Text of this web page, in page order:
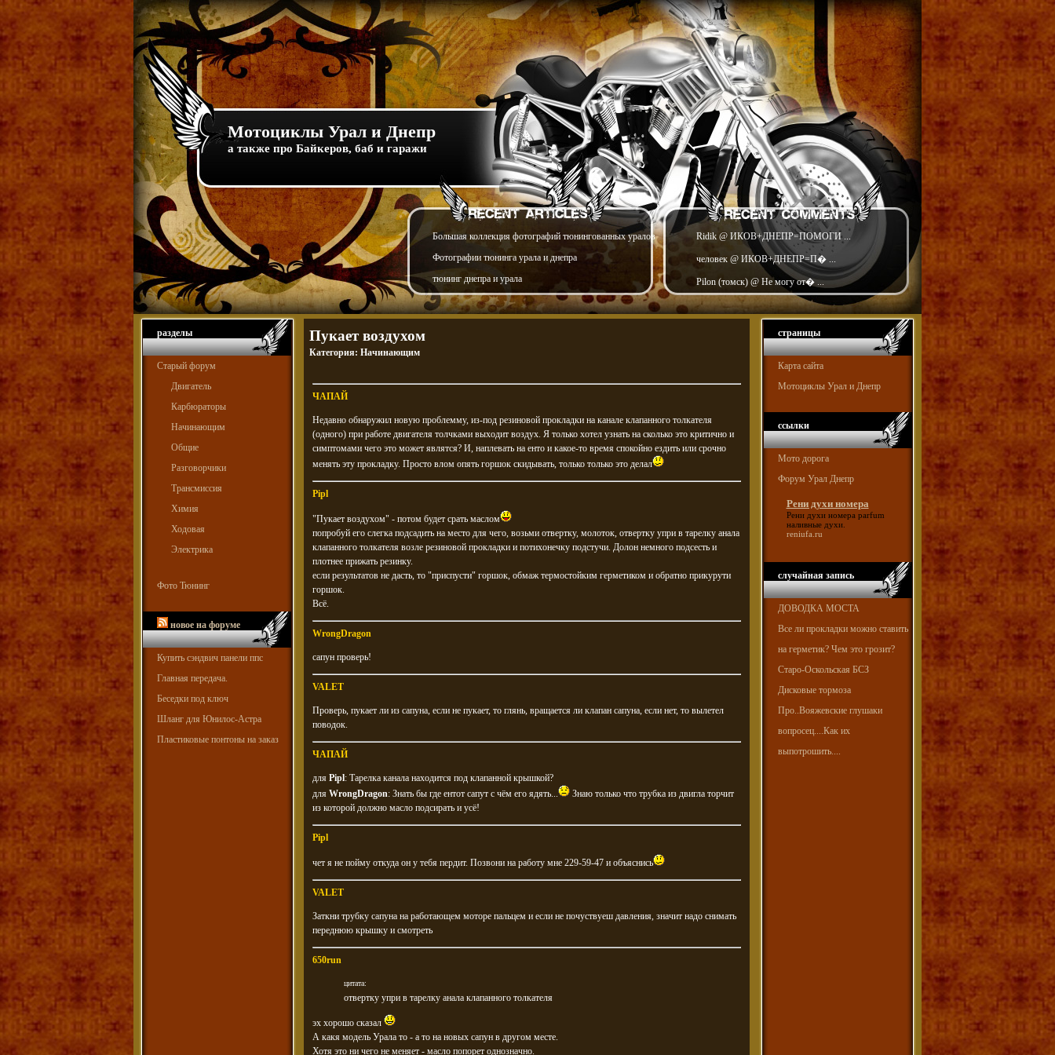
Мотоциклы Урал и Днепр
а также про Байкеров, баб и гаражи
Большая коллекция фотографий тюнингованных уралов
Фотографии тюнинга урала и днепра
тюнинг днепра и урала
Ridik @ ИКОВ+ДНЕПР=ПОМОГИ ...
человек @ ИКОВ+ДНЕПР=П� ...
Pilon (томск) @ Не могу от� ...
разделы
Старый форум
Двигатель
Карбюраторы
Начинающим
Общие
Разговорчики
Трансмиссия
Химия
Ходовая
Электрика
Фото Тюнинг
новое на форуме
Купить сэндвич панели ппс
Главная передача.
Беседки под ключ
Шланг для Юнилос-Астра
Пластиковые понтоны на заказ
Пукает воздухом
Категория: Начинающим
ЧАПАЙ
Недавно обнаружил новую проблемму, из-под резиновой прокладки на канале клапанного толкателя
(одного) при работе двигателя толчками выходит воздух. Я только хотел узнать на сколько это критично и
симптомами чего это может являтся? И, наплевать на енто и какое-то время спокойно ездить или срочно
менять эту прокладку. Просто влом опять горшок скидывать, только только это делал
Pipl
"Пукает воздухом" - потом будет срать маслом
попробуй его слегка подсадить на место для чего, возьми отвертку, молоток, отвертку упри в тарелку анала
клапанного толкателя возле резиновой прокладки и потихонечку подстучи. Долон немного подсесть и
плотнее прижать резинку.
если результатов не дасть, то "приспусти" горшок, обмаж термостойким герметиком и обратно прикурути
горшок.
Всё.
WrongDragon
сапун проверь!
VALET
Проверь, пукает ли из сапуна, если не пукает, то глянь, вращается ли клапан сапуна, если нет, то вылетел
поводок.
ЧАПАЙ
для Pipl: Тарелка канала находится под клапанной крышкой?
для WrongDragon: Знать бы где ентот сапут с чём его ядять...
Знаю только что трубка из двигла торчит
из которой должно масло подсирать и усё!
Pipl
чет я не пойму откуда он у тебя пердит. Позвони на работу мне 229-59-47 и объяснись
VALET
Заткни трубку сапуна на работающем моторе пальцем и если не почуствуеш давления, значит надо снимать
переднюю крышку и смотреть
650run
цитата:
отвертку упри в тарелку анала клапанного толкателя
эх хорошо сказал
А какя модель Урала то - а то на новых сапун в другом месте.
Хотя это ни чего не меняет - масло попорет однозначно.
страницы
Карта сайта
Мотоциклы Урал и Днепр
ссылки
Мото дорога
Форум Урал Днепр
Рени духи номера
Рени духи номера parfum
наливные духи.
reniufa.ru
случайная запись
ДОВОДКА МОСТА
Все ли прокладки можно ставить
на герметик? Чем это грозит?
Старо-Оскольская БСЗ
Дисковые тормоза
Про..Вояжевские глушаки
вопросец....Как их
выпотрошить....